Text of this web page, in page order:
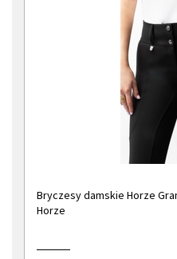
Bryczesy damskie Horze
Horze